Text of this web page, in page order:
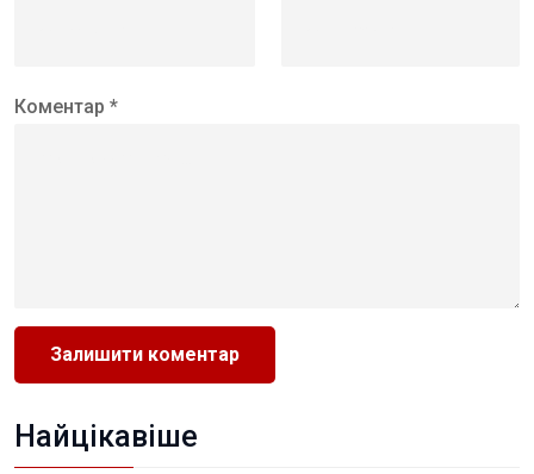
Коментар *
Найцікавіше